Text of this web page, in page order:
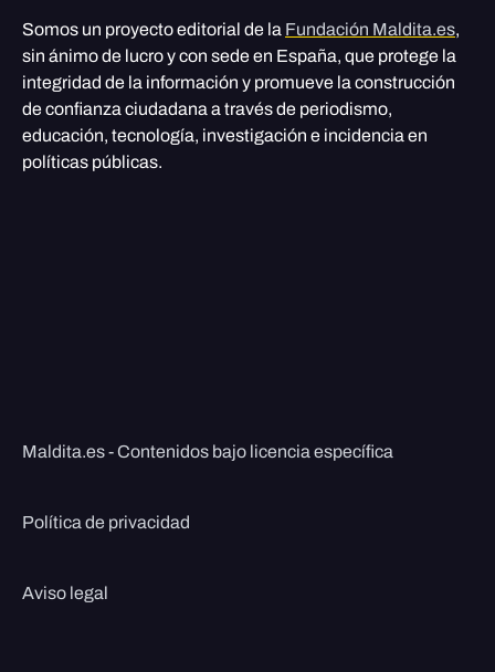
Somos un proyecto editorial de la Fundación Maldita.es,
sin ánimo de lucro y con sede en España, que protege la
integridad de la información y promueve la construcción
de confianza ciudadana a través de periodismo,
educación, tecnología, investigación e incidencia en
políticas públicas.
Maldita.es - Contenidos bajo licencia específica
Política de privacidad
Aviso legal